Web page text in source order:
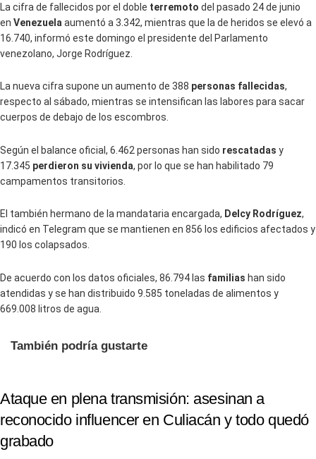
La cifra de fallecidos por el doble terremoto del pasado 24 de junio
en Venezuela aumentó a 3.342, mientras que la de heridos se elevó a
16.740, informó este domingo el presidente del Parlamento
venezolano, Jorge Rodríguez.
La nueva cifra supone un aumento de 388 personas fallecidas,
respecto al sábado, mientras se intensifican las labores para sacar
cuerpos de debajo de los escombros.
Según el balance oficial, 6.462 personas han sido rescatadas y
17.345 perdieron su vivienda, por lo que se han habilitado 79
campamentos transitorios.
El también hermano de la mandataria encargada, Delcy Rodríguez,
indicó en Telegram que se mantienen en 856 los edificios afectados y
190 los colapsados.
De acuerdo con los datos oficiales, 86.794 las familias han sido
atendidas y se han distribuido 9.585 toneladas de alimentos y
669.008 litros de agua.
También podría gustarte
Ataque en plena transmisión: asesinan a
reconocido influencer en Culiacán y todo quedó
grabado